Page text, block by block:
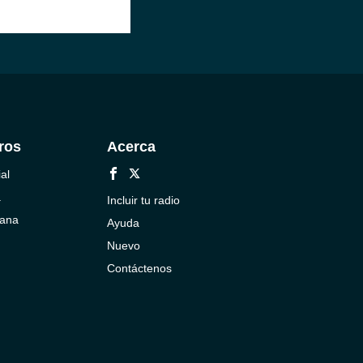
Acerca
Incluir tu radio
Ayuda
Nuevo
Contáctenos